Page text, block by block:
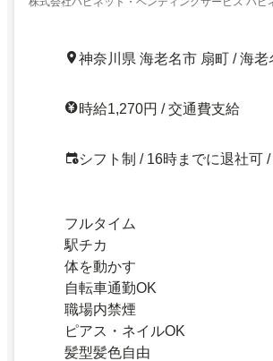
神奈川県 海老名市 扇町 / 海老
時給1,270円 / 交通費支給
シフト制 / 16時までに退社可 /
フルタイム
駅チカ
体を動かす
自転車通勤OK
職場内禁煙
ピアス・ネイルOK
髪型髪色自由